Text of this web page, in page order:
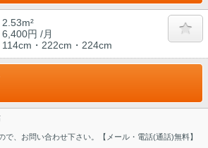
2.53m²
6,400円 /月
114cm・222cm・224cm
、お問い合わせ下さい。【メール・電話(通話)無料】